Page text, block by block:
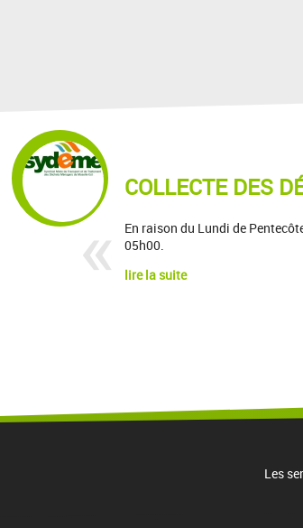
COLLECTE DES
En raison du Lundi de
05h00.
lire la suite
Les